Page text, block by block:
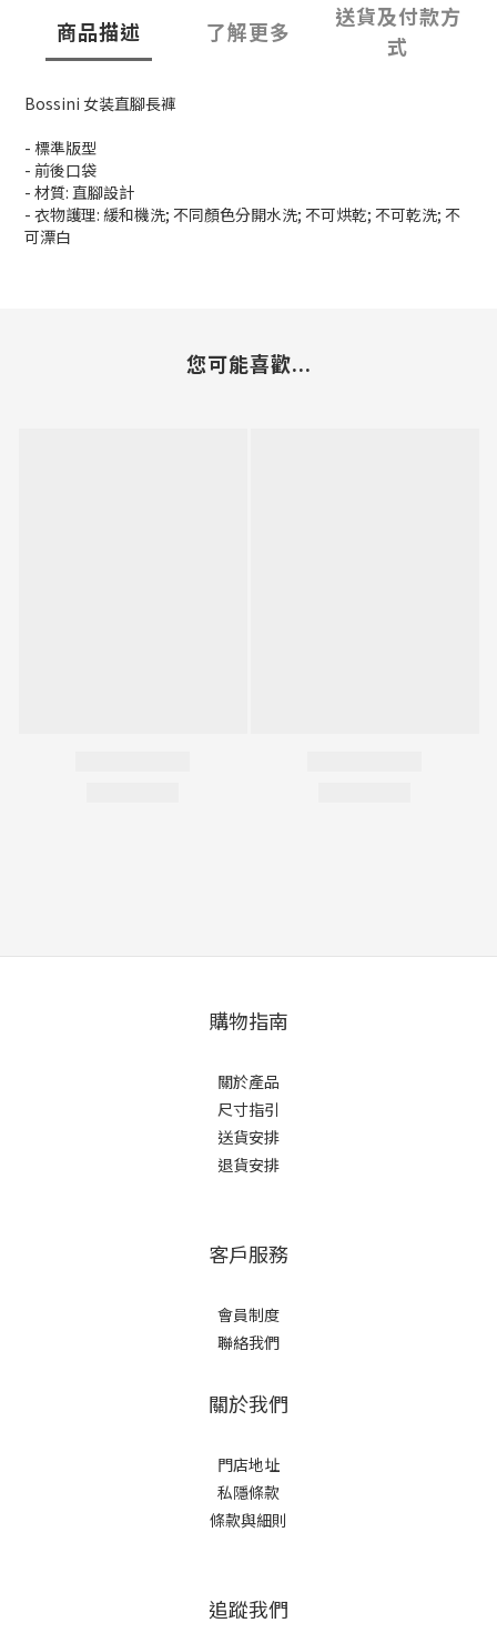
商品描述 了解更多
送貨及付款方
式
Bossini 女装直腳長褲
- 標準版型
- 前後口袋
- 材質: 直腳設計
- 衣物護理: 緩和機洗; 不同顏色分開水洗; 不可烘乾; 不可乾洗; 不
可漂白
您可能喜歡...
購物指南
關於產品
尺寸指引
送貨安排
退貨安排
客戶服務
會員制度
聯絡我們
關於我們
門店地址
私隱條款
條款與細則
追蹤我們